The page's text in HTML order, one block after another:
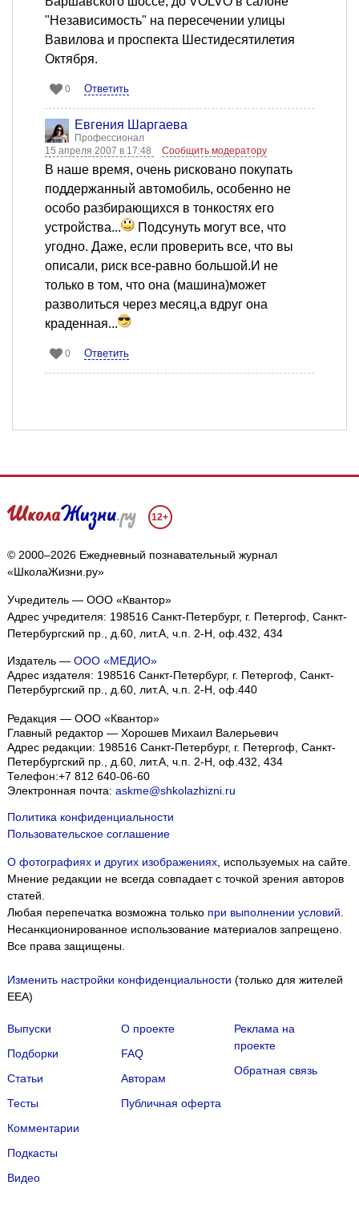
"Независимость" на пересечении улицы
Вавилова и проспекта Шестидесятилетия
Октября.
0 Ответить
Евгения Шаргаева
Профессионал
15 апреля 2007 в 17:48
Сообщить модератору
В наше время, очень рисковано покупать
поддержанный автомобиль, особенно не
особо разбирающихся в тонкостях его
устройства...
Подсунуть могут все, что
угодно. Даже, если проверить все, что вы
описали, риск все-равно большой.И не
только в том, что она (машина)может
разволиться через месяц,а вдруг она
краденная...
0 Ответить
12+
© 2000–2026 Ежедневный познавательный журнал
«ШколаЖизни.ру»
Учредитель — ООО «Квантор»
Адрес учредителя: 198516 Санкт-Петербург, г. Петергоф, Санкт-
Петербургский пр., д.60, лит.А, ч.п. 2-Н, оф.432, 434
Издатель — ООО «МЕДИО»
Адрес издателя: 198516 Санкт-Петербург, г. Петергоф, Санкт-
Петербургский пр., д.60, лит.А, ч.п. 2-Н, оф.440
Редакция — ООО «Квантор»
Главный редактор — Хорошев Михаил Валерьевич
Адрес редакции: 198516 Санкт-Петербург, г. Петергоф, Санкт-
Петербургский пр., д.60, лит.А, ч.п. 2-Н, оф.432, 434
Телефон:+7 812 640-06-60
Электронная почта: askme@shkolazhizni.ru
Политика конфиденциальности
Пользовательское соглашение
О фотографиях и других изображениях, используемых на сайте.
Мнение редакции не всегда совпадает с точкой зрения авторов
статей.
Любая перепечатка возможна только при выполнении условий.
Несанкционированное использование материалов запрещено.
Все права защищены.
Изменить настройки конфиденциальности (только для жителей
EEA)
Выпуски
Подборки
Статьи
Тесты
Комментарии
Подкасты
Видео
О проекте
FAQ
Авторам
Публичная оферта
Реклама на
проекте
Обратная связь